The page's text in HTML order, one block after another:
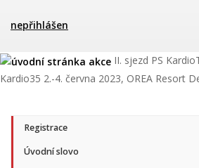
nepřihlášen
II. sjezd PS
Kardio35 2.-4. června 2023, OREA Resort
Registrace
Úvodní slovo